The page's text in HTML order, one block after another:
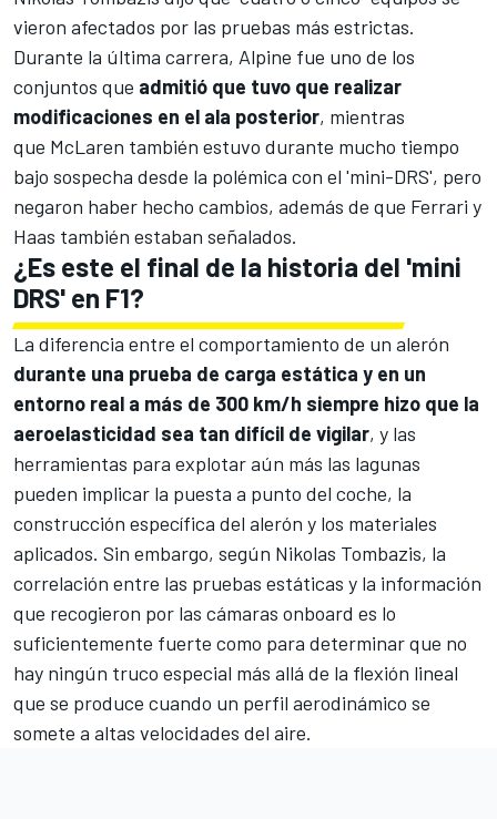
vieron afectados por las pruebas más estrictas.
Durante la última carrera, Alpine fue uno de los
conjuntos que admitió que tuvo que realizar
modificaciones en el ala posterior, mientras
que McLaren también estuvo durante mucho tiempo
bajo sospecha desde la polémica con el 'mini-DRS', pero
negaron haber hecho cambios, además de que Ferrari y
Haas también estaban señalados.
¿Es este el final de la historia del 'mini
DRS' en F1?
La diferencia entre el comportamiento de un alerón
durante una prueba de carga estática y en un
entorno real a más de 300 km/h siempre hizo que la
aeroelasticidad sea tan difícil de vigilar, y las
herramientas para explotar aún más las lagunas
pueden implicar la puesta a punto del coche, la
construcción específica del alerón y los materiales
aplicados. Sin embargo, según Nikolas Tombazis, la
correlación entre las pruebas estáticas y la información
que recogieron por las cámaras onboard es lo
suficientemente fuerte como para determinar que no
hay ningún truco especial más allá de la flexión lineal
que se produce cuando un perfil aerodinámico se
somete a altas velocidades del aire.